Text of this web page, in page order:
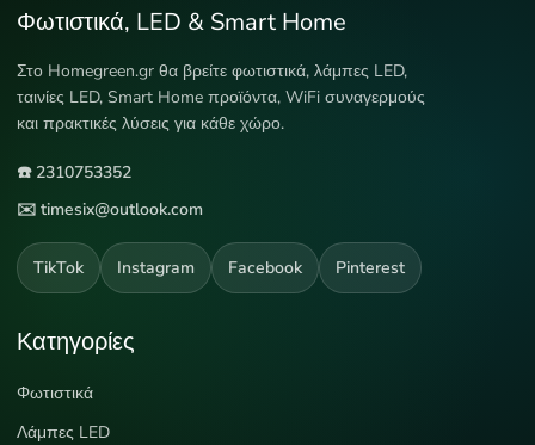
Φωτιστικά, LED & Smart Home
Στο Homegreen.gr θα βρείτε φωτιστικά, λάμπες LED,
ταινίες LED, Smart Home προϊόντα, WiFi συναγερμούς
και πρακτικές λύσεις για κάθε χώρο.
☎️ 2310753352
✉️ timesix@outlook.com
TikTok Instagram Facebook Pinterest
Κατηγορίες
Φωτιστικά
Λάμπες LED